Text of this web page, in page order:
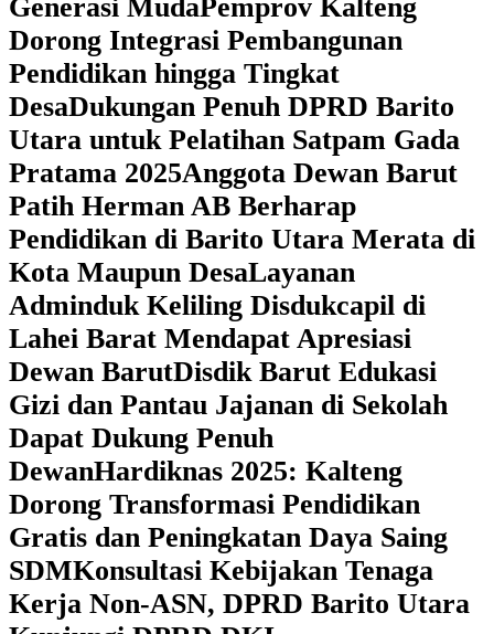
Generasi Muda‎Pemprov Kalteng
Dorong Integrasi Pembangunan
Pendidikan hingga Tingkat
DesaDukungan Penuh DPRD Barito
Utara untuk Pelatihan Satpam Gada
Pratama 2025Anggota Dewan Barut
Patih Herman AB Berharap
Pendidikan di Barito Utara Merata di
Kota Maupun DesaLayanan
Adminduk Keliling Disdukcapil di
Lahei Barat Mendapat Apresiasi
Dewan BarutDisdik Barut Edukasi
Gizi dan Pantau Jajanan di Sekolah
Dapat Dukung Penuh
DewanHardiknas 2025: Kalteng
Dorong Transformasi Pendidikan
Gratis dan Peningkatan Daya Saing
SDMKonsultasi Kebijakan Tenaga
Kerja Non-ASN, DPRD Barito Utara